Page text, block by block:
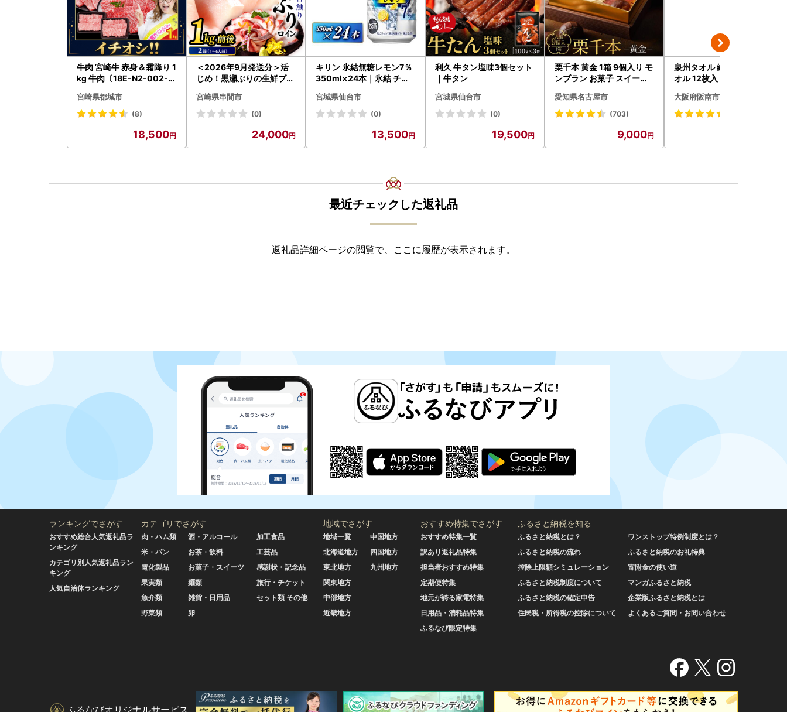
牛肉 宮崎牛 赤身＆霜降り 1
kg 牛肉〔18E-N2-002-1
宮崎県都城市
(8)
18,500
＜2026年9月発送分＞活
じめ！黒瀬ぶりの生鮮ブリ
K001-012-2609
宮崎県串間市
(0)
24,000
キリン 氷結無糖レモン7％
350ml×24本｜氷結 チュ
宮城県仙台市
(0)
13,500
利久 牛タン塩味3個セット
｜牛タン
宮城県仙台市
(0)
19,500
栗千本 黄金 1箱 9個入り モ
ンブラン お菓子 スイーツ
愛知県名古屋市
(703)
9,000
泉州タオル 総パイル 白タ
オル 12枚入り 210匁
大阪府阪南市
最近チェックした返礼品
返礼品詳細ページの閲覧で、ここに履歴が表示されます。
ランキングでさがす
おすすめ総合人気返礼品ラ
ンキング
カテゴリ別人気返礼品ラン
キング
人気自治体ランキング
カテゴリでさがす
肉・ハム類
米・パン
電化製品
果実類
魚介類
野菜類
酒・アルコール
お茶・飲料
お菓子・スイーツ
麺類
雑貨・日用品
卵
加工食品
工芸品
感謝状・記念品
旅行・チケット
セット類 その他
地域でさがす
地域一覧
北海道地方
東北地方
関東地方
中部地方
近畿地方
中国地方
四国地方
九州地方
おすすめ特集でさがす
おすすめ特集一覧
訳あり返礼品特集
担当者おすすめ特集
定期便特集
地元が誇る家電特集
日用品・消耗品特集
ふるなび限定特集
ふるさと納税を知る
ふるさと納税とは？
ふるさと納税の流れ
控除上限額シミュレーション
ふるさと納税制度について
ふるさと納税の確定申告
住民税・所得税の控除について
ワンストップ特例制度とは？
ふるさと納税のお礼特典
寄附金の使い道
マンガふるさと納税
企業版ふるさと納税とは
よくあるご質問・お問い合わせ